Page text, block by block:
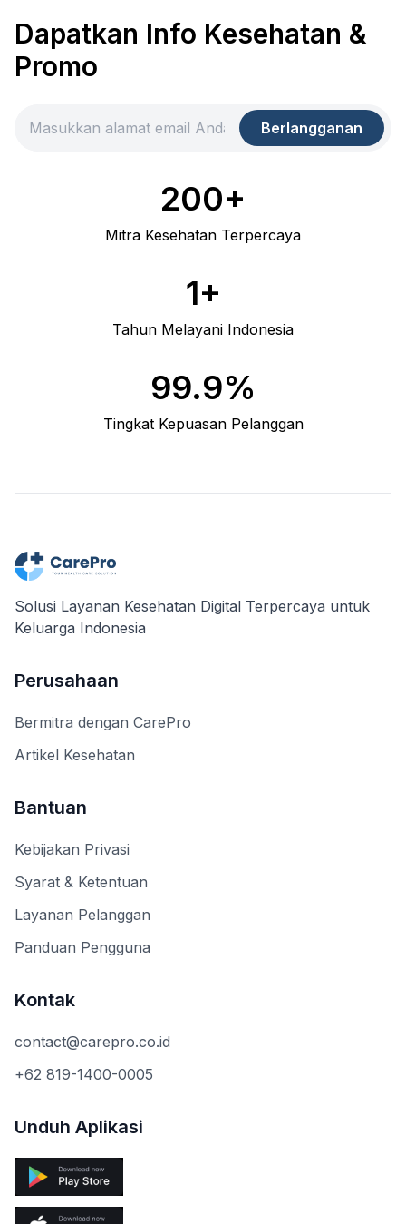
Dapatkan Info Kesehatan &
Promo
Berlangganan
200+
Mitra Kesehatan Terpercaya
1+
Tahun Melayani Indonesia
99.9%
Tingkat Kepuasan Pelanggan
Solusi Layanan Kesehatan Digital Terpercaya untuk
Keluarga Indonesia
Perusahaan
Bermitra dengan CarePro
Artikel Kesehatan
Bantuan
Kebijakan Privasi
Syarat & Ketentuan
Layanan Pelanggan
Panduan Pengguna
Kontak
contact@carepro.co.id
+62 819-1400-0005
Unduh Aplikasi